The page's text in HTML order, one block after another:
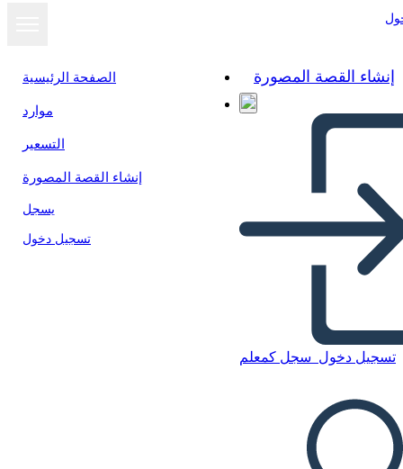
الصفحة الرئيسية
موارد
التسعير
إنشاء القصة المصورة
يسجل
تسجيل دخول
إنشاء القصة المصورة
تسجيل دخول سجل كمعلم